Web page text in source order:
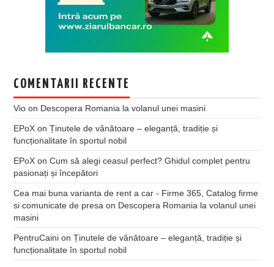
COMENTARII RECENTE
Vio on Descopera Romania la volanul unei masini
EPoX onȚinutele de vânătoare – eleganță, tradiție și
funcționalitate în sportul nobil
EPoX onCum să alegi ceasul perfect? Ghidul complet pentru
pasionați și începători
Cea mai buna varianta de rent a car - Firme 365, Catalog firme
si comunicate de presa on Descopera Romania la volanul unei
masini
PentruCaini onȚinutele de vânătoare – eleganță, tradiție și
funcționalitate în sportul nobil